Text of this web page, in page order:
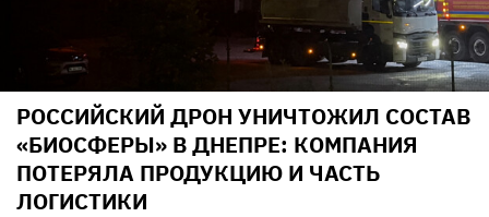
РОССИЙСКИЙ ДРОН УНИЧТОЖИЛ СОСТАВ
«БИОСФЕРЫ» В ДНЕПРЕ: КОМПАНИЯ
ПОТЕРЯЛА ПРОДУКЦИЮ И ЧАСТЬ
ЛОГИСТИКИ